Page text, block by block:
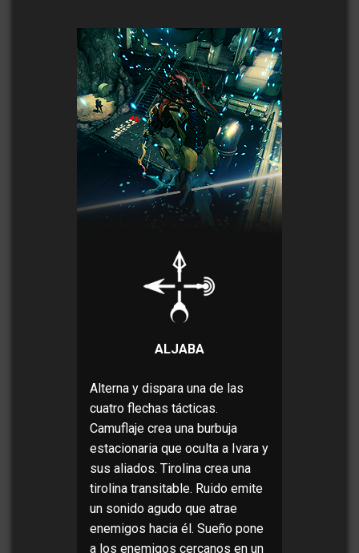
ALJABA
Alterna y dispara una de las
cuatro flechas tácticas.
Camuflaje crea una burbuja
estacionaria que oculta a Ivara y
sus aliados. Tirolina crea una
tirolina transitable. Ruido emite
un sonido agudo que atrae
enemigos hacia él. Sueño pone
a los enemigos cercanos en un